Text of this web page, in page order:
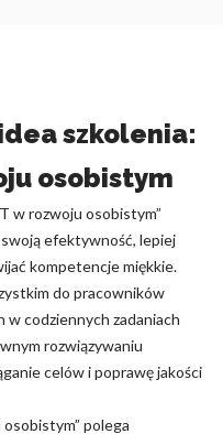
szkolenia:
osobistym
w rozwoju osobistym”
efektywność, lepiej
kompetencje miękkie.
do pracowników
w codziennych zadaniach
rozwiązywaniu
celów i poprawę jakości
polega